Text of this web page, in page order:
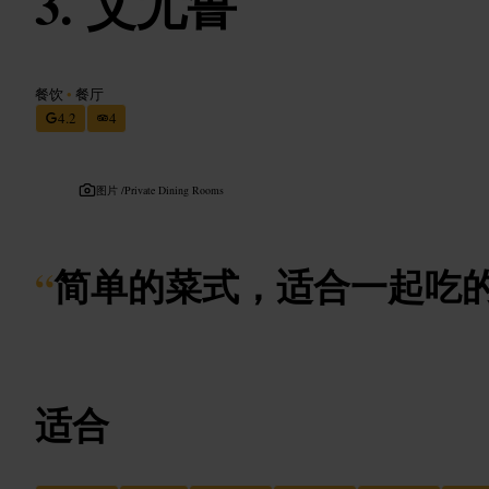
餐饮 • 餐厅
4.2
4
图片 /Private Dining Rooms
“简单的菜式，适合一起吃
适合